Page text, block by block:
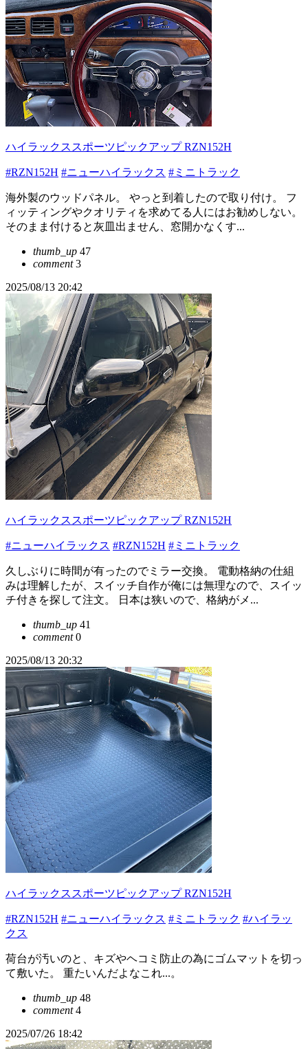
ハイラックススポーツピックアップ RZN152H
#RZN152H #ニューハイラックス #ミニトラック
海外製のウッドパネル。 やっと到着したので取り付け。 フ
ィッティングやクオリティを求めてる人にはお勧めしない。
そのまま付けると灰皿出ません、窓開かなくす...
thumb_up 47
comment3
2025/08/13 20:42
ハイラックススポーツピックアップ RZN152H
#ニューハイラックス #RZN152H #ミニトラック
久しぶりに時間が有ったのでミラー交換。 電動格納の仕組
みは理解したが、スイッチ自作が俺には無理なので、スイッ
チ付きを探して注文。 日本は狭いので、格納がメ...
thumb_up 41
comment0
2025/08/13 20:32
ハイラックススポーツピックアップ RZN152H
#RZN152H #ニューハイラックス #ミニトラック #ハイラッ
クス
荷台が汚いのと、キズやヘコミ防止の為にゴムマットを切っ
て敷いた。 重たいんだよなこれ...。
thumb_up 48
comment4
2025/07/26 18:42